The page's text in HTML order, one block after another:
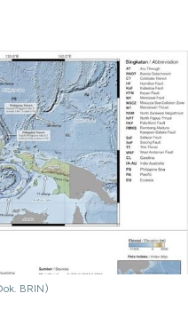
BRIN)